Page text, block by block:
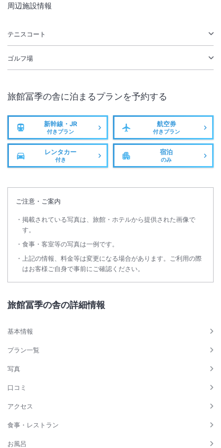
周辺施設情報
テニスコート
ゴルフ場
旅館冨季の舎に泊まるプランを予約する
新幹線・JR
付きプラン
航空券
付きプラン
レンタカー
付き
宿泊
のみ
ご注意・ご案内
掲載されている写真は、旅館・ホテルから提供された画像で
す。
食事・客室等の写真は一例です。
上記の情報、料金等は変更になる場合があります。ご利用の際
はお客様ご自身で事前にご確認ください。
旅館冨季の舎の詳細情報
基本情報
プラン一覧
写真
口コミ
アクセス
食事・レストラン
お風呂